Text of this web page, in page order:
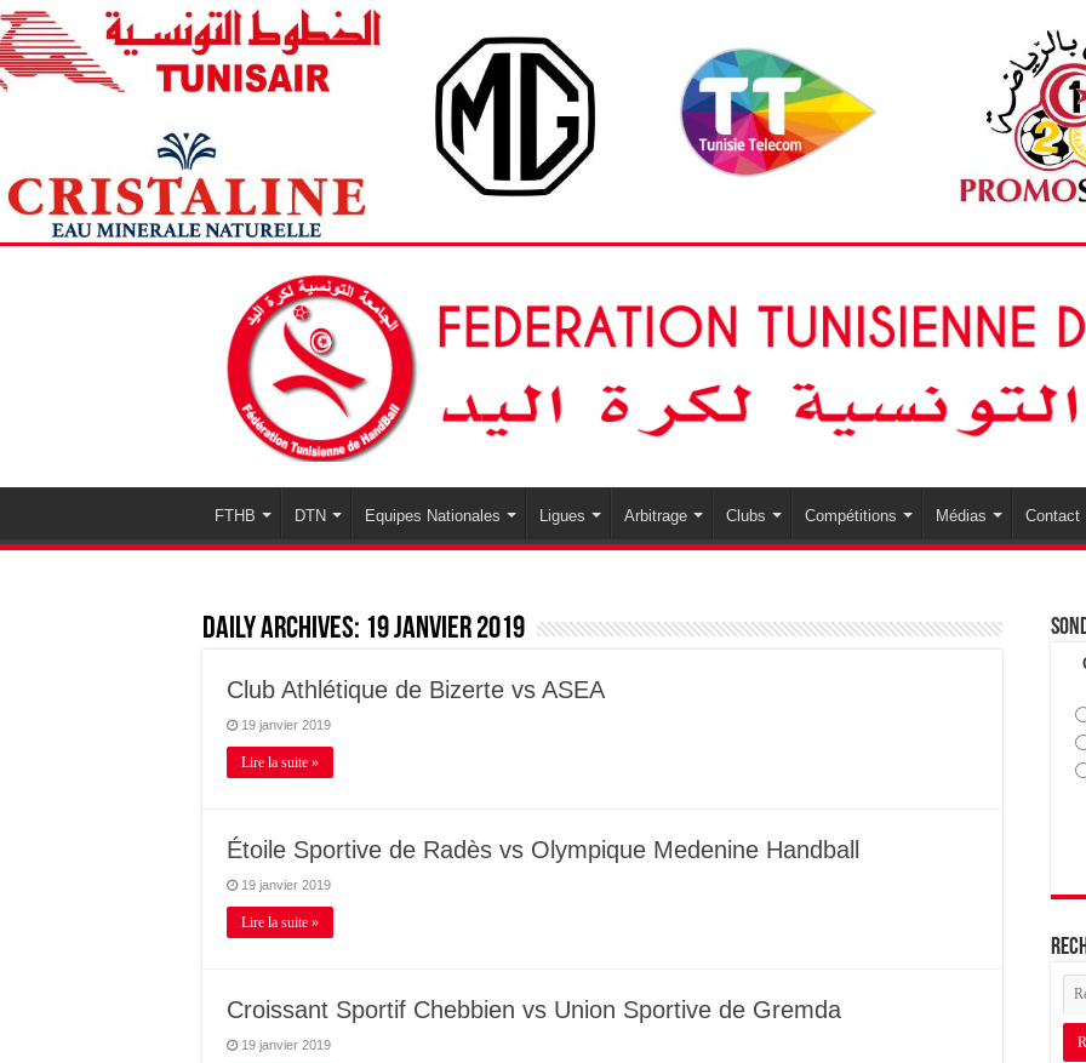
FTHB DTN Equipes Nationales Ligues Arbitrage Clubs Compétitions Médias Contact
Daily Archives: 19 janvier 2019
Club Athlétique de Bizerte vs ASEA
19 janvier 2019
Lire la suite »
Étoile Sportive de Radès vs Olympique Medenine Handball
19 janvier 2019
Lire la suite »
Croissant Sportif Chebbien vs Union Sportive de Gremda
19 janvier 2019